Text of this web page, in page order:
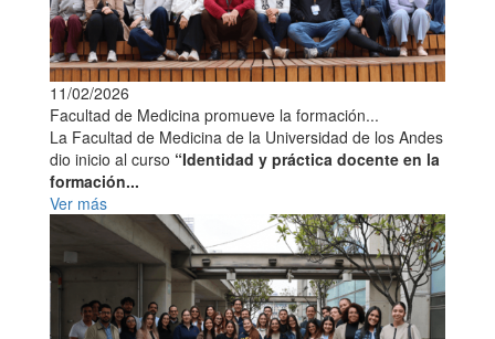
11/02/2026
Facultad de Medicina promueve la formación...
La Facultad de Medicina de la Universidad de los Andes
dio inicio al curso “Identidad y práctica docente en la
formación...
Ver más